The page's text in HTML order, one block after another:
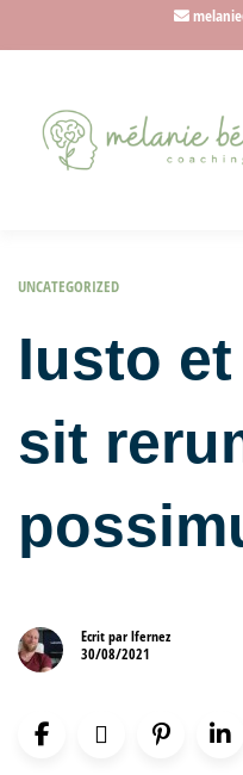
UNCATEGORIZED
Iusto
sit
Ecrit parlfernez
30/08/2021